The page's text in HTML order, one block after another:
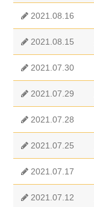
2021.08.16
2021.08.15
2021.07.30
2021.07.29
2021.07.28
2021.07.25
2021.07.17
2021.07.12